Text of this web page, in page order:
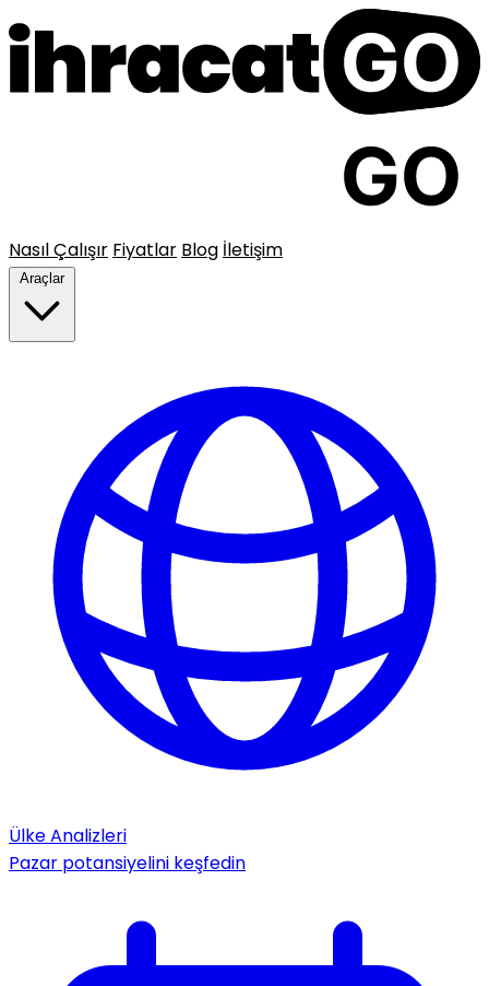
Nasıl Çalışır Fiyatlar Blog İletişim
Araçlar
Ülke Analizleri
Pazar potansiyelini keşfedin